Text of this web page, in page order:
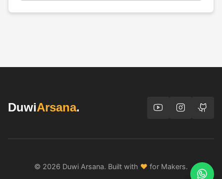
DuwiArsana.
© 2026 Duwi Arsana. Built with ♥ for Makers.